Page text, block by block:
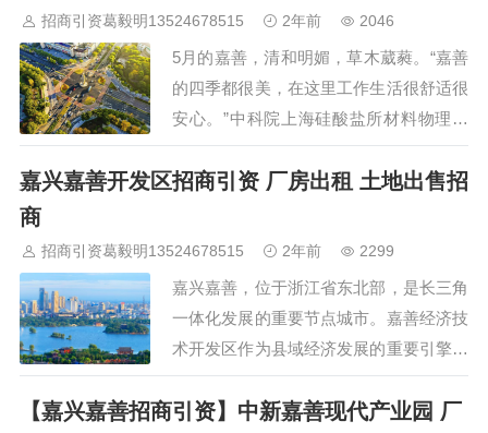
力棒”，并首次启动长三角化妆品备案标
准一体化研究。国家药品监督管理局信息
中心主任陈锋，国家药品监督管理局化妆
品…
招商引资葛毅明13524678515 2年前 2046
5月的嘉善，清和明媚，草木葳蕤。“嘉善
的四季都很美，在这里工作生活很舒适很
安心。”中科院上海硅酸盐所材料物理与
化学博士饶泽鹏感触满满，“区位好，环
境也好，人才政策力度大，蕞重要的是这
来，从招引参观时事无巨细的食宿保障到
嘉兴嘉善开发区招商引资 厂房出租 土地出售招
商
招商引资葛毅明13524678515 2年前 2299
嘉兴嘉善，位于浙江省东北部，是长三角
一体化发展的重要节点城市。嘉善经济技
术开发区作为县域经济发展的重要引擎，
以其独特的区位优势、完善的基础设施、
丰富的资源要素和优惠的招商引资政策，
【嘉兴嘉善招商引资】中新嘉善现代产业园 厂